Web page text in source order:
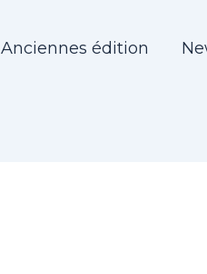
Anciennes édition